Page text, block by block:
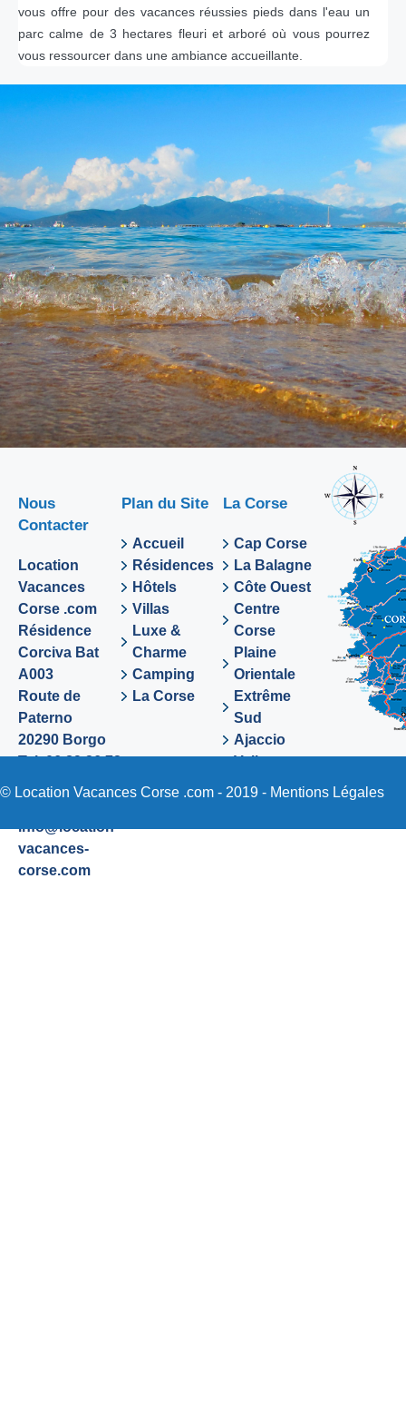
vous offre pour des vacances réussies pieds dans l'eau un
parc calme de 3 hectares fleuri et arboré où vous pourrez
vous ressourcer dans une ambiance accueillante.
Nous
Contacter
Location
Vacances
Corse .com
Résidence
Corciva Bat
A003
Route de
Paterno
20290 Borgo
Tel. 06 89 36 72
info@location-
vacances-
corse.com
Plan du Site
Accueil
Résidences
Hôtels
Villas
Luxe &
Charme
Camping
La Corse
La Corse
Cap Corse
La Balagne
Côte Ouest
Centre
Corse
Plaine
Orientale
Extrême
Sud
Ajaccio
Valinco
Sartene
© Location Vacances Corse .com - 2019 - Mentions Légales